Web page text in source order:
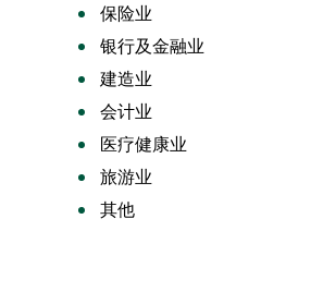
保险业
银行及金融业
建造业
会计业
医疗健康业
旅游业
其他